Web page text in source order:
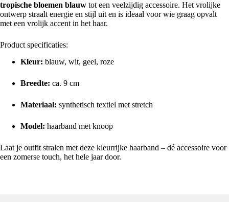
tropische bloemen blauw tot een veelzijdig accessoire. Het vrolijke
ontwerp straalt energie en stijl uit en is ideaal voor wie graag opvalt
met een vrolijk accent in het haar.
Product specificaties:
Kleur: blauw, wit, geel, roze
Breedte: ca. 9 cm
Materiaal: synthetisch textiel met stretch
Model: haarband met knoop
Laat je outfit stralen met deze kleurrijke haarband – dé accessoire voor
een zomerse touch, het hele jaar door.